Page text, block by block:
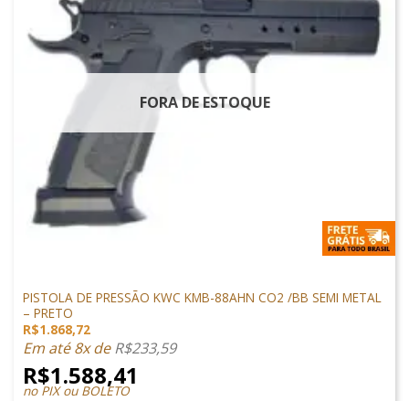
FORA DE ESTOQUE
PISTOLA DE PRESSÃO KWC KMB-88AHN CO2 /BB SEMI METAL
– PRETO
R$1.868,72
Em até 8x deR$233,59
R$1.588,41
no PIX ou BOLETO